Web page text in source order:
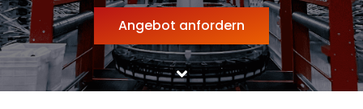
Angebot anfordern